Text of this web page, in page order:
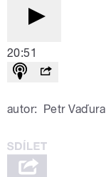
20:51
autor: Petr Vaďura